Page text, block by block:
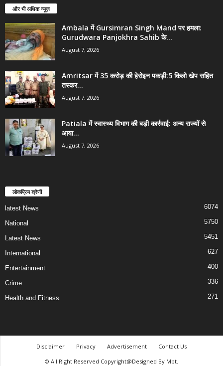
और भी अधिक न्यूज़
Ambala में Gursimran Singh Mand पर हमला:
Gurudwara Panjokhra Sahib के...
August 7, 2026
Amritsar में 35 करोड़ की हेरोइन पकड़ी:5 किलो खेप सहित
तस्कर...
August 7, 2026
Patiala में स्वास्थ्य विभाग की बड़ी कार्रवाई: अन्य राज्यों से
आया...
August 7, 2026
लोकप्रिय श्रेणी
latest News 6074
National 5750
Latest News 5451
International 627
Entertainment 400
Crime 336
Health and Fitness 271
Disclaimer Privacy Advertisement
Contact Us
© All Right Reserved Copyright@Designed By Mbt.